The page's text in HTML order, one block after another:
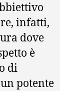
infatti,
dove
è
di
potente